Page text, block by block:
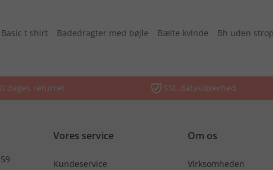
Basic t shirt Badedragter med bøjle Bælte kvinde Bh uden
dages returret SSL-datasikkerhed
Vores service
Kundeservice
Om os
Virksomheden